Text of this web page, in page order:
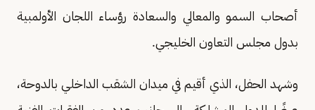
أصحاب السمو والمعالي والسعادة رؤساء اللجان الأولمبية
بدول مجلس التعاون الخليجي.
وشهد الحفل، الذي أقيم في ميدان الشقب الداخلي بالدوحة،